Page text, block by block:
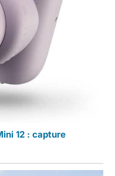
12 : capture